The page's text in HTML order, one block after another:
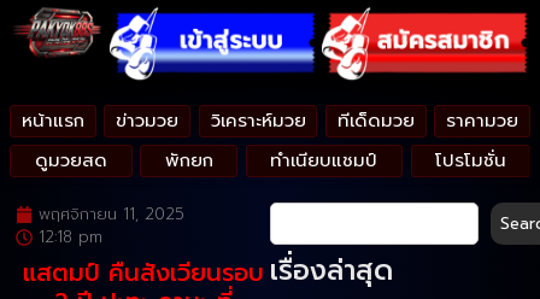
หน้าแรก ข่าวมวย วิเคราะห์มวย ทีเด็ดมวย
ราคามวย
ดูมวยสด
พักยก ทำเนียบแชมป์ โปรโมชั่น
พฤศจิกายน 11, 2025
12:18 pm
แสตมป์ คืนสังเวียนรอบ เรื่องล่าสุด